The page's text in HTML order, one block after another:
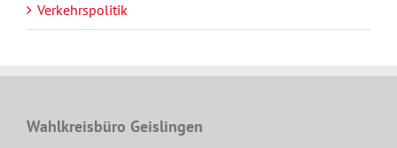
Verkehrspolitik
Wahlkreisbüro Geislingen